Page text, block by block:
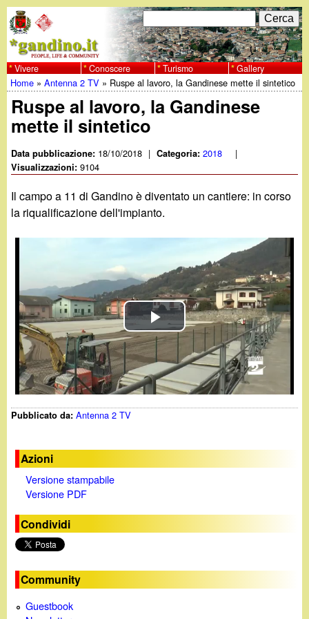
al
contenuto
principale
w
w
w
.
g
a
d
n
o
F
o
r
m
i
r
i
e
r
c
a
C
e
r
c
a
Vivere Conoscere Turismo Gallery
Tu
sei
qui
Home »Antenna 2 TV » Ruspe al lavoro, la Gandinese mette il sintetico
Ruspe al lavoro, la Gandinese
mette il sintetico
Data pubblicazione: 18/10/2018 | Categoria:2018 |
Visualizzazioni:9104
Il campo a 11 di Gandino è diventato un cantiere: in corso
la riqualificazione dell'impianto.
P
l
a
V
d
Pubblicato da:Antenna 2 TV
Azioni
Versione stampabile
Versione PDF
Condividi
Community
Guestbook